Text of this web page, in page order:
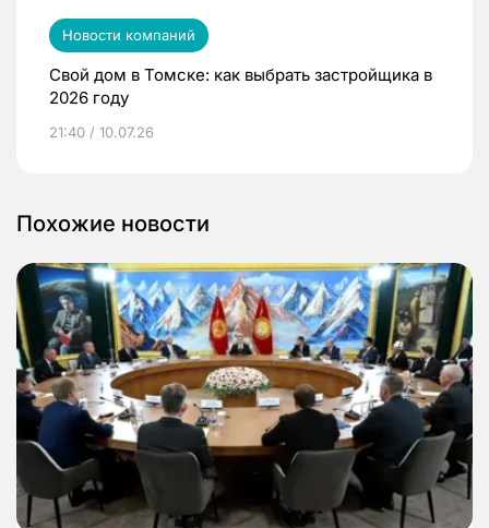
Новости компаний
Свой дом в Томске: как выбрать застройщика в
2026 году
21:40 / 10.07.26
Похожие новости